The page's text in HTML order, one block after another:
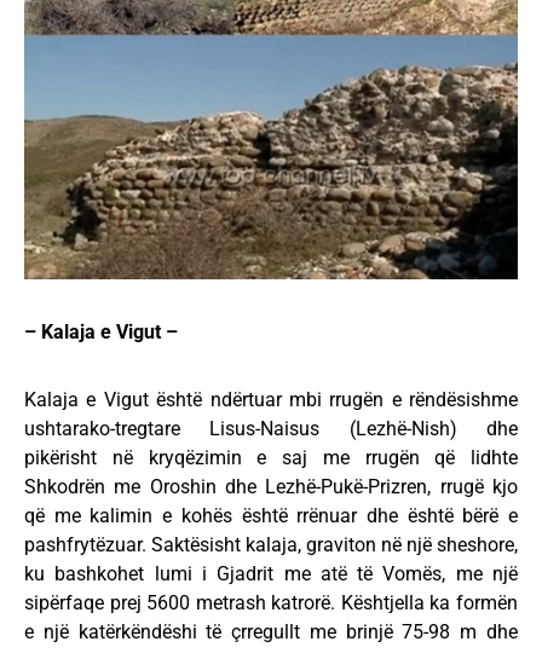
– Kalaja e Vigut –
Kalaja e Vigut është ndërtuar mbi rrugën e rëndësishme
ushtarako-tregtare Lisus-Naisus (Lezhë-Nish) dhe
pikërisht në kryqëzimin e saj me rrugën që lidhte
Shkodrën me Oroshin dhe Lezhë-Pukë-Prizren, rrugë kjo
që me kalimin e kohës është rrënuar dhe është bërë e
pashfrytëzuar. Saktësisht kalaja, graviton në një sheshore,
ku bashkohet lumi i Gjadrit me atë të Vomës, me një
sipërfaqe prej 5600 metrash katrorë. Kështjella ka formën
e një katërkëndëshi të çrregullt me brinjë 75-98 m dhe